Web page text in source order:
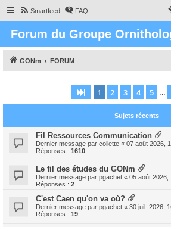
Smartfeed FAQ
Forum du Groupe
GONm FORUM
Page 1sur10
1 2 3 4 5
Sujets récents
Fil Ressources Communication
Dernier message par collette « 07 août 2026,
Réponses : 1610
Le fil des études du GONm
Dernier message par pgachet « 05 août 2026,
Réponses : 2
C'est Caen qu'on va où?
Dernier message par pgachet « 30 juil. 2026,
Réponses : 19